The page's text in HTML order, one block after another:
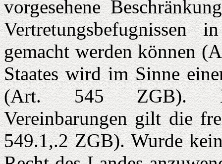
vorgesehene
gemacht werden können
Staates wird im Sinne
(Art. 545 ZGB).
Vereinbarungen gilt die
549.1,.2 ZGB). Wurde